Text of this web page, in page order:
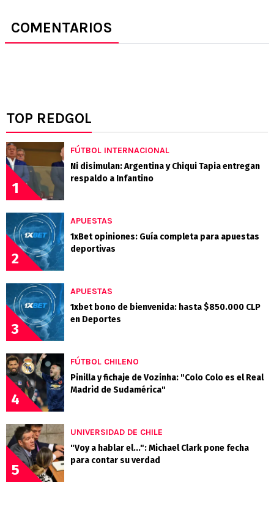
COMENTARIOS
TOP REDGOL
1
FÚTBOL INTERNACIONAL
Ni disimulan: Argentina y Chiqui Tapia entregan
respaldo a Infantino
2
APUESTAS
1xBet opiniones: Guía completa para apuestas
deportivas
3
APUESTAS
1xbet bono de bienvenida: hasta $850.000 CLP
en Deportes
4
FÚTBOL CHILENO
Pinilla y fichaje de Vozinha: "Colo Colo es el Real
Madrid de Sudamérica"
5
UNIVERSIDAD DE CHILE
"Voy a hablar el...": Michael Clark pone fecha
para contar su verdad